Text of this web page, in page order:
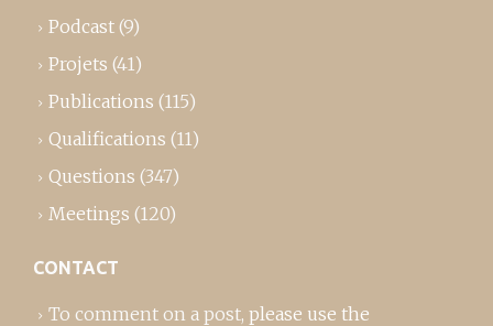
Podcast (9)
Projets (41)
Publications (115)
Qualifications (11)
Questions (347)
Meetings (120)
CONTACT
To comment on a post, please use the